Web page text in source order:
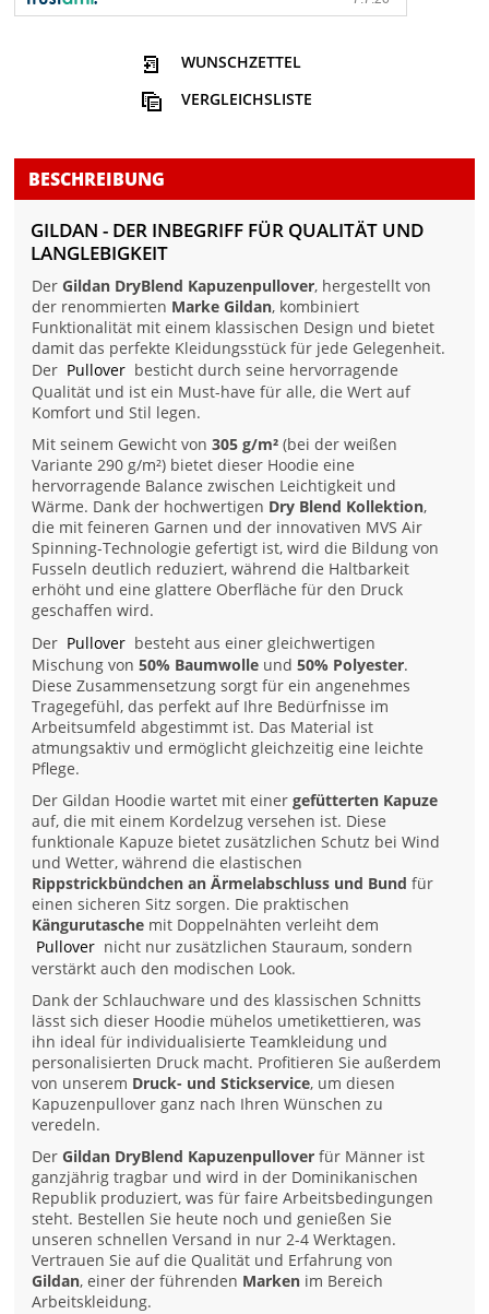
WUNSCHZETTEL
VERGLEICHSLISTE
BESCHREIBUNG
GILDAN - DER INBEGRIFF FÜR QUALITÄT UND
LANGLEBIGKEIT
DerGildan DryBlend Kapuzenpullover, hergestellt von
der renommierten Marke Gildan, kombiniert
Funktionalität mit einem klassischen Design und bietet
damit das perfekte Kleidungsstück für jede Gelegenheit.
Der Pullover besticht durch seine hervorragende
Qualität und ist ein Must-have für alle, die Wert auf
Komfort und Stil legen.
Mit seinem Gewicht von305 g/m² (bei der weißen
Variante 290 g/m²) bietet dieser Hoodie eine
hervorragende Balance zwischen Leichtigkeit und
Wärme. Dank der hochwertigen Dry Blend Kollektion,
die mit feineren Garnen und der innovativen MVS Air
Spinning-Technologie gefertigt ist, wird die Bildung von
Fusseln deutlich reduziert, während die Haltbarkeit
erhöht und eine glattere Oberfläche für den Druck
geschaffen wird.
Der Pullover besteht aus einer gleichwertigen
Mischung von50% Baumwolle und50% Polyester.
Diese Zusammensetzung sorgt für ein angenehmes
Tragegefühl, das perfekt auf Ihre Bedürfnisse im
Arbeitsumfeld abgestimmt ist. Das Material ist
atmungsaktiv und ermöglicht gleichzeitig eine leichte
Pflege.
Der Gildan Hoodie wartet mit einergefütterten Kapuze
auf, die mit einem Kordelzug versehen ist. Diese
funktionale Kapuze bietet zusätzlichen Schutz bei Wind
und Wetter, während die elastischen
Rippstrickbündchen an Ärmelabschluss und Bund für
einen sicheren Sitz sorgen. Die praktischen
Kängurutasche mit Doppelnähten verleiht dem
Pullover nicht nur zusätzlichen Stauraum, sondern
verstärkt auch den modischen Look.
Dank der Schlauchware und des klassischen Schnitts
lässt sich dieser Hoodie mühelos umetikettieren, was
ihn ideal für individualisierte Teamkleidung und
personalisierten Druck macht. Profitieren Sie außerdem
von unserem Druck- und Stickservice, um diesen
Kapuzenpullover ganz nach Ihren Wünschen zu
veredeln.
DerGildan DryBlend Kapuzenpullover für Männer ist
ganzjährig tragbar und wird in der Dominikanischen
Republik produziert, was für faire Arbeitsbedingungen
steht. Bestellen Sie heute noch und genießen Sie
unseren schnellen Versand in nur 2-4 Werktagen.
Vertrauen Sie auf die Qualität und Erfahrung von
Gildan, einer der führenden Marken im Bereich
Arbeitskleidung.